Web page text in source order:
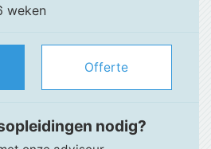
weken
Offerte
nodig?